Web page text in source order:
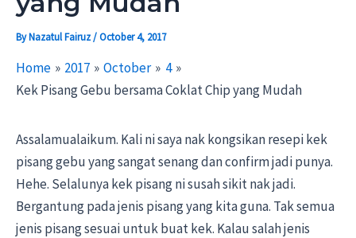
ByNazatul Fairuz/October 4, 2017
Home 2017 October
4
Kek Pisang Gebu bersama Coklat Chip yang Mudah
Assalamualaikum. Kali ni saya nak kongsikan resepi kek
pisang gebu yang sangat senang dan confirm jadi punya.
Hehe. Selalunya kek pisang ni susah sikit nak jadi.
Bergantung pada jenis pisang yang kita guna. Tak semua
jenis pisang sesuai untuk buat kek. Kalau salah jenis